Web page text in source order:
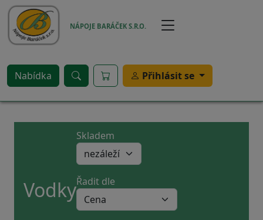
Přejít k hlavnímu obsahu
NÁPOJE BARÁČEK S.R.O.
Nabídka Přihlásit se
Vodky
Skladem
Řadit dle